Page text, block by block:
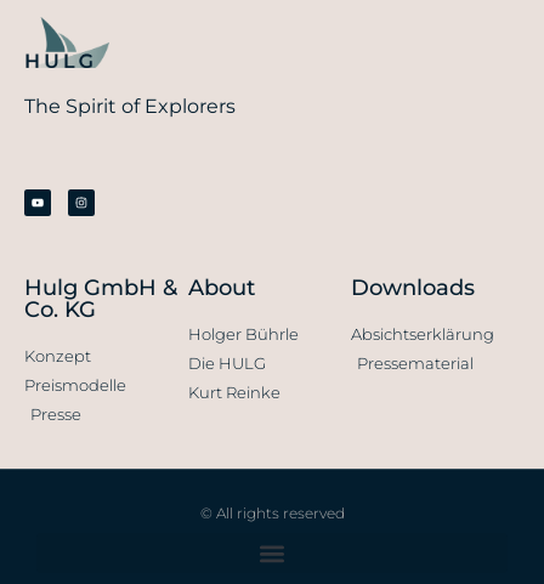
The Spirit of Explorers
Hulg GmbH &
Co. KG
Konzept
Preismodelle
Presse
About
Holger Bührle
Die HULG
Kurt Reinke
Downloads
Absichtserklärung
Pressematerial
© All rights reserved